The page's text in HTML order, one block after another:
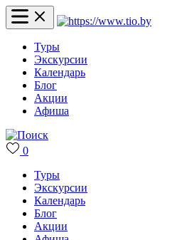
Туры
Экскурсии
Календарь
Блог
Акции
Афиша
0
Туры
Экскурсии
Календарь
Блог
Акции